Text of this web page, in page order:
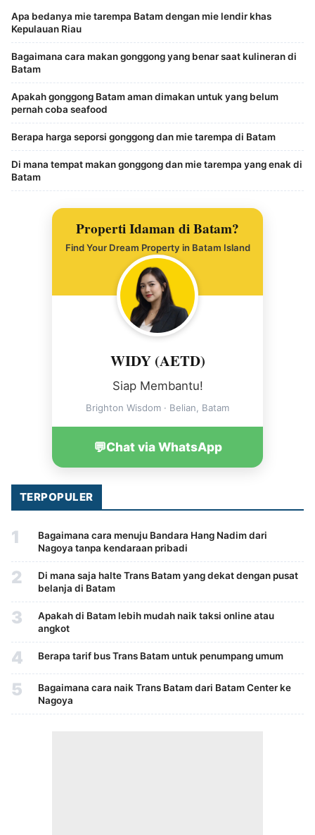
Apa bedanya mie tarempa Batam dengan mie lendir khas
Kepulauan Riau
Bagaimana cara makan gonggong yang benar saat kulineran di
Batam
Apakah gonggong Batam aman dimakan untuk yang belum
pernah coba seafood
Berapa harga seporsi gonggong dan mie tarempa di Batam
Di mana tempat makan gonggong dan mie tarempa yang enak di
Batam
Properti Idaman di Batam?
Find Your Dream Property in Batam Island
WIDY (AETD)
Siap Membantu!
Brighton Wisdom · Belian, Batam
💬Chat via WhatsApp
TERPOPULER
1
Bagaimana cara menuju Bandara Hang Nadim dari
Nagoya tanpa kendaraan pribadi
2
Di mana saja halte Trans Batam yang dekat dengan pusat
belanja di Batam
3
Apakah di Batam lebih mudah naik taksi online atau
angkot
4 Berapa tarif bus Trans Batam untuk penumpang umum
5
Bagaimana cara naik Trans Batam dari Batam Center ke
Nagoya